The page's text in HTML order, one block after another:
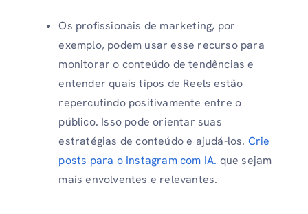
Os profissionais de marketing, por
exemplo, podem usar esse recurso para
monitorar o conteúdo de tendências e
entender quais tipos de Reels estão
repercutindo positivamente entre o
público. Isso pode orientar suas
estratégias de conteúdo e ajudá-los. Crie
posts para o Instagram com IA. que sejam
mais envolventes e relevantes.